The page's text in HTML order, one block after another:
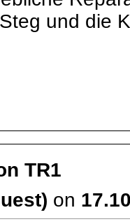
und die
TR1
on